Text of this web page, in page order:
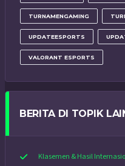
TURNAMENGAMING
UPDATEESPORTS
VALORANT ESPORTS
BERITA DI TOPIK
Klasemen & Hasil